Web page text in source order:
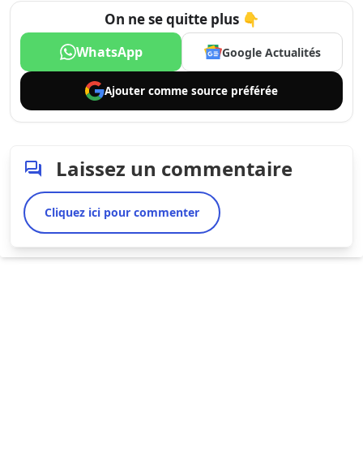
On ne se quitte plus 👇
WhatsApp Google Actualités
Ajouter comme source préférée
Laissez un commentaire
Cliquez ici pour commenter